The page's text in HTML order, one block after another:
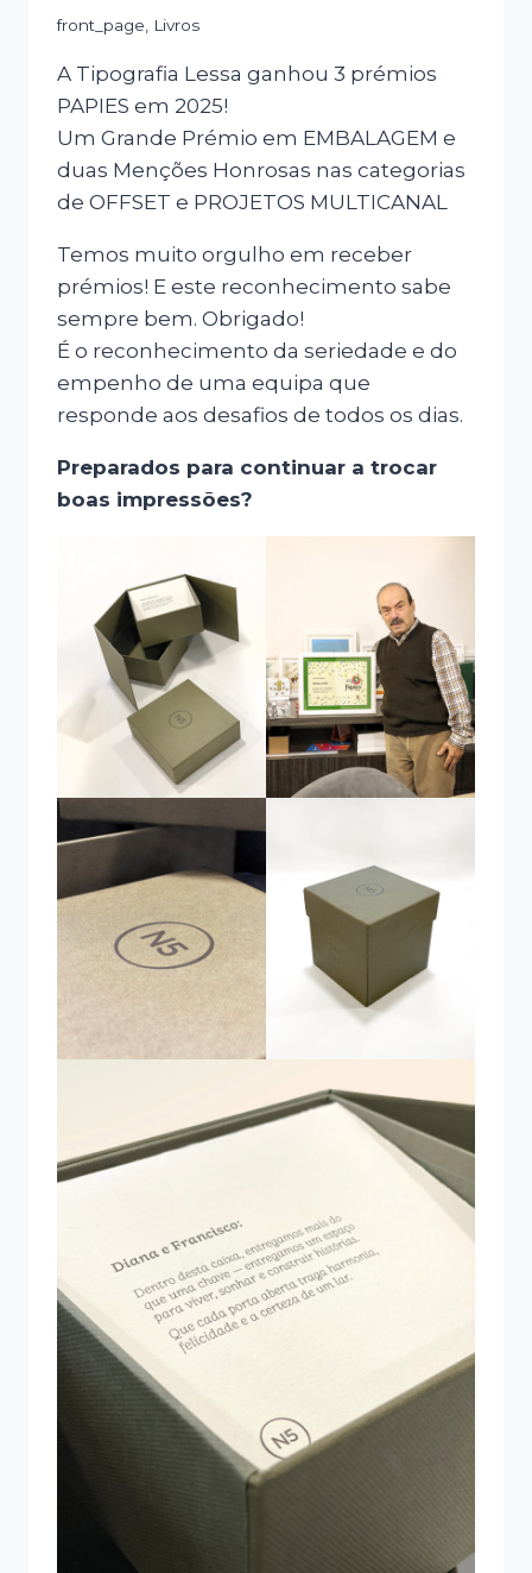
front_page, Livros
A Tipografia Lessa ganhou 3 prémios
PAPIES em 2025!
Um Grande Prémio em EMBALAGEM e
duas Menções Honrosas nas categorias
de OFFSET e PROJETOS MULTICANAL
Temos muito orgulho em receber
prémios! E este reconhecimento sabe
sempre bem. Obrigado!
É o reconhecimento da seriedade e do
empenho de uma equipa que
responde aos desafios de todos os dias.
Preparados para continuar a trocar
boas impressões?